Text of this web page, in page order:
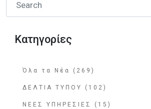
Κατηγορίες
Όλα τα Νέα (269)
ΔΕΛΤΙΑ ΤΥΠΟΥ (102)
ΝΕΕΣ ΥΠΗΡΕΣΙΕΣ (15)